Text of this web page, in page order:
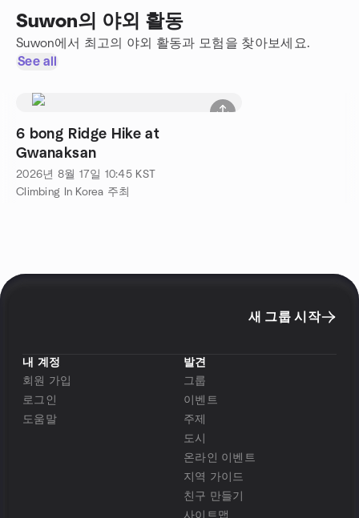
Suwon의 야외 활동
Suwon에서 최고의 야외 활동과 모험을 찾아보세요.
See all
6 bong Ridge Hike at
Gwanaksan
2026년 8월 17일 10:45 KST
Climbing In Korea 주최
새 그룹 시작
내 계정
회원 가입
로그인
도움말
발견
그룹
이벤트
주제
도시
온라인 이벤트
지역 가이드
친구 만들기
사이트맵